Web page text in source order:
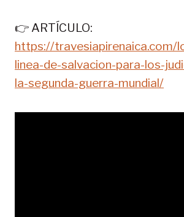
👉 ARTÍCULO:
https://travesiapirenaica.com/
linea-de-salvacion-para-los-
la-segunda-guerra-mundial/